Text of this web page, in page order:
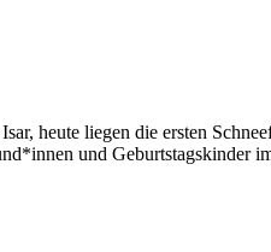
heute liegen die ersten
und Geburtstagskinder